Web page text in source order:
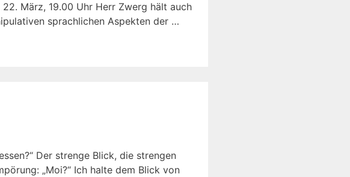
März, 19.00 Uhr Herr Zwerg hält auch
sprachlichen Aspekten der …
Der strenge Blick, die strengen
„Moi?“ Ich halte dem Blick von